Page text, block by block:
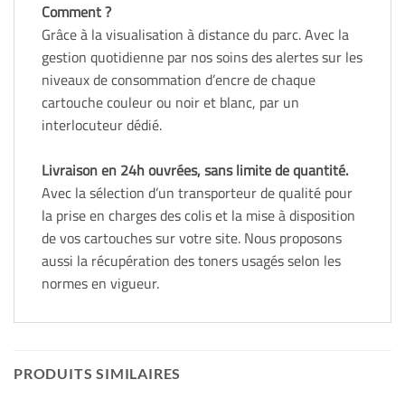
Comment ?
Grâce à la visualisation à distance du parc. Avec la
gestion quotidienne par nos soins des alertes sur les
niveaux de consommation d’encre de chaque
cartouche couleur ou noir et blanc, par un
interlocuteur dédié.
Livraison en 24h ouvrées, sans limite de quantité.
Avec la sélection d’un transporteur de qualité pour
la prise en charges des colis et la mise à disposition
de vos cartouches sur votre site. Nous proposons
aussi la récupération des toners usagés selon les
normes en vigueur.
PRODUITS SIMILAIRES